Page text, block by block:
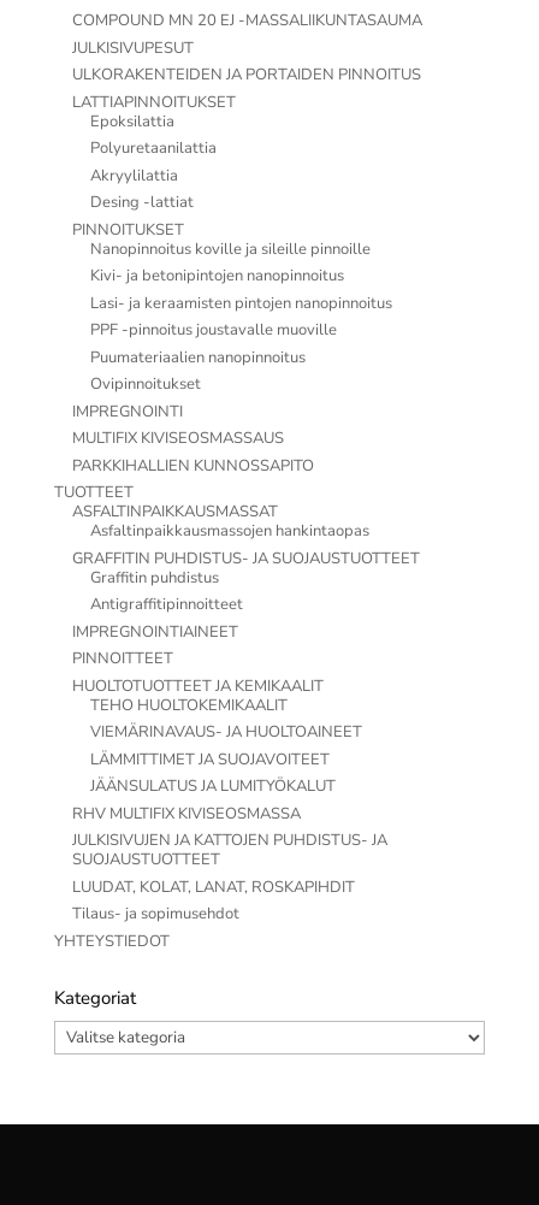
COMPOUND MN 20 EJ -MASSALIIKUNTASAUMA
JULKISIVUPESUT
ULKORAKENTEIDEN JA PORTAIDEN PINNOITUS
LATTIAPINNOITUKSET
Epoksilattia
Polyuretaanilattia
Akryylilattia
Desing -lattiat
PINNOITUKSET
Nanopinnoitus koville ja sileille pinnoille
Kivi- ja betonipintojen nanopinnoitus
Lasi- ja keraamisten pintojen nanopinnoitus
PPF -pinnoitus joustavalle muoville
Puumateriaalien nanopinnoitus
Ovipinnoitukset
IMPREGNOINTI
MULTIFIX KIVISEOSMASSAUS
PARKKIHALLIEN KUNNOSSAPITO
TUOTTEET
ASFALTINPAIKKAUSMASSAT
Asfaltinpaikkausmassojen hankintaopas
GRAFFITIN PUHDISTUS- JA SUOJAUSTUOTTEET
Graffitin puhdistus
Antigraffitipinnoitteet
IMPREGNOINTIAINEET
PINNOITTEET
HUOLTOTUOTTEET JA KEMIKAALIT
TEHO HUOLTOKEMIKAALIT
VIEMÄRINAVAUS- JA HUOLTOAINEET
LÄMMITTIMET JA SUOJAVOITEET
JÄÄNSULATUS JA LUMITYÖKALUT
RHV MULTIFIX KIVISEOSMASSA
JULKISIVUJEN JA KATTOJEN PUHDISTUS- JA
SUOJAUSTUOTTEET
LUUDAT, KOLAT, LANAT, ROSKAPIHDIT
Tilaus- ja sopimusehdot
YHTEYSTIEDOT
Kategoriat
Kategoriat